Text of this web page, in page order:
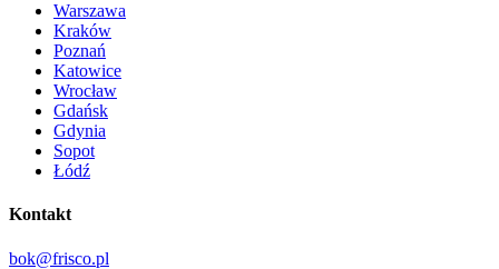
Warszawa
Kraków
Poznań
Katowice
Wrocław
Gdańsk
Gdynia
Sopot
Łódź
Kontakt
bok@frisco.pl